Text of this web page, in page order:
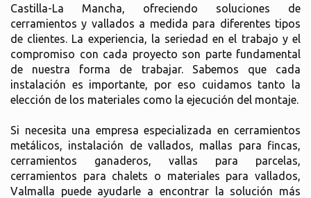
Castilla-La Mancha, ofreciendo soluciones de
cerramientos y vallados a medida para diferentes tipos
de clientes. La experiencia, la seriedad en el trabajo y el
compromiso con cada proyecto son parte fundamental
de nuestra forma de trabajar. Sabemos que cada
instalación es importante, por eso cuidamos tanto la
elección de los materiales como la ejecución del montaje.
Si necesita una empresa especializada en cerramientos
metálicos, instalación de vallados, mallas para fincas,
cerramientos ganaderos, vallas para parcelas,
cerramientos para chalets o materiales para vallados,
Valmalla puede ayudarle a encontrar la solución más